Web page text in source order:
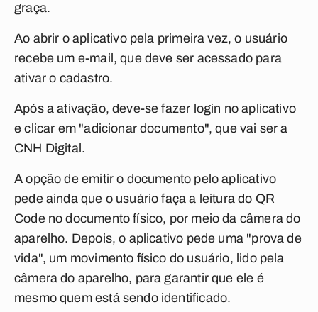
graça.
Ao abrir o aplicativo pela primeira vez, o usuário
recebe um e-mail, que deve ser acessado para
ativar o cadastro.
Após a ativação, deve-se fazer login no aplicativo
e clicar em "adicionar documento", que vai ser a
CNH Digital.
A opção de emitir o documento pelo aplicativo
pede ainda que o usuário faça a leitura do QR
Code no documento físico, por meio da câmera do
aparelho. Depois, o aplicativo pede uma "prova de
vida", um movimento físico do usuário, lido pela
câmera do aparelho, para garantir que ele é
mesmo quem está sendo identificado.